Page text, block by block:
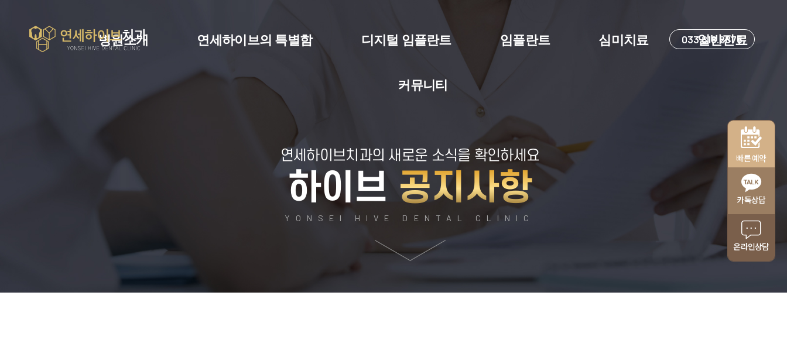
빠른 예약
카톡상담
온라인상담
병원소개 연세하이브의 특별함 디지털 임플란트 임플란트 심미치료 일반진료
커뮤니티
033.818.2875
연세하이브치과의 새로운 소식을 확인하세요
하이브 공지사항
YONSEI HIVE DENTAL CLINIC